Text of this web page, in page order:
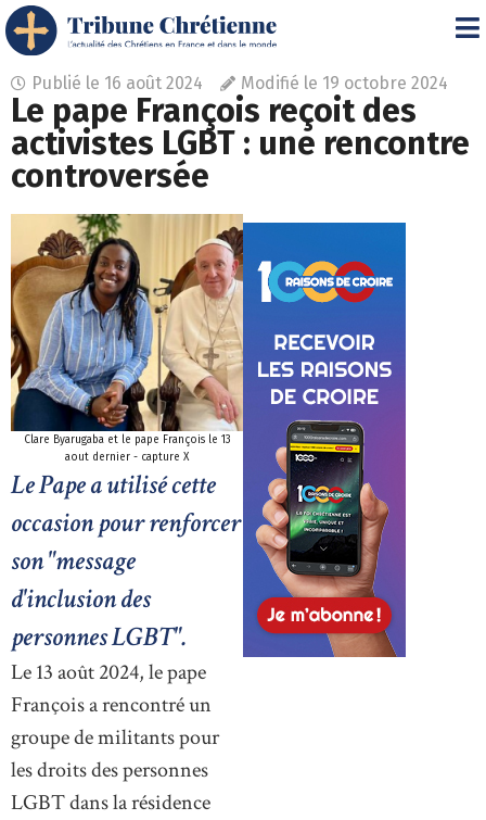
Publié le 16 août 2024 Modifié le 19 octobre 2024
Le pape François reçoit des
activistes LGBT : une rencontre
controversée
Clare Byarugaba et le pape François le 13
aout dernier - capture X
Le Pape a utilisé cette
occasion pour renforcer
son "message
d'inclusion des
personnes LGBT".
Le 13 août 2024, le pape
François a rencontré un
groupe de militants pour
les droits des personnes
LGBT dans la résidence